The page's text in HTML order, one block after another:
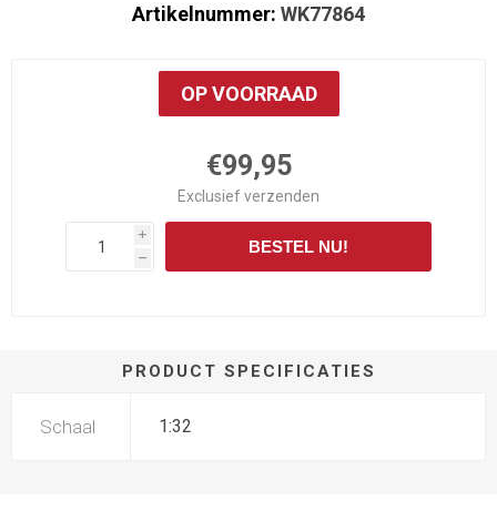
Artikelnummer: WK77864
OP VOORRAAD
€99,95
Exclusiefverzenden
i
h
BESTEL NU!
PRODUCT SPECIFICATIES
Schaal 1:32